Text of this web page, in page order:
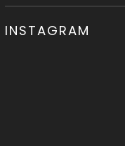
INSTAGRAM